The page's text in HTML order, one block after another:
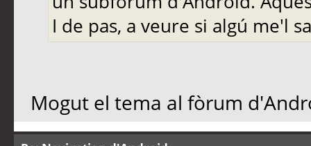
I de pas, a veure si algú me'l
Mogut el tema al fòrum